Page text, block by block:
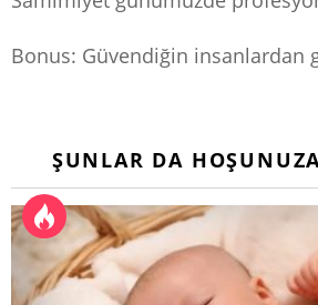
Bonus: Güvendiğin insanlardan
ŞUNLAR DA